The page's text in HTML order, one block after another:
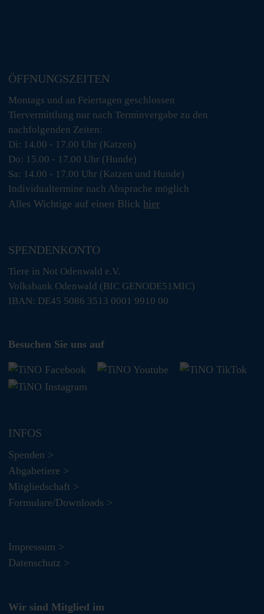
ÖFFNUNGSZEITEN
Montags und an Feiertagen geschlossen
Tiervermittlung nur nach Terminvergabe zu den
nachfolgenden Zeiten:
Di: 14.00 - 17.00 Uhr (Katzen)
Do: 15.00 - 17.00 Uhr (Hunde)
Sa: 14.00 - 17.00 Uhr (Katzen und Hunde)
Individualtermine nach Absprache möglich
Alles Wichtige auf einen Blick hier
SPENDENKONTO
Tiere in Not Odenwald e.V.
Volksbank Odenwald (BIC GENODE51MIC)
IBAN: DE45 5086 3513 0001 9910 00
Besuchen Sie uns auf
INFOS
Spenden >
Abgabetiere >
Mitgliedschaft >
Formulare/Downloads >
Impressum >
Datenschutz >
Wir sind Mitglied im